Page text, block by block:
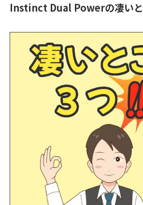
Instinct Dual Powerの凄いと